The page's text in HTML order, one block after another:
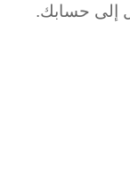
إلى حسابك.